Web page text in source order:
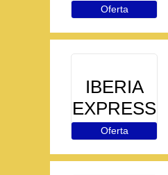
Oferta
IBERIA
EXPRESS
Oferta